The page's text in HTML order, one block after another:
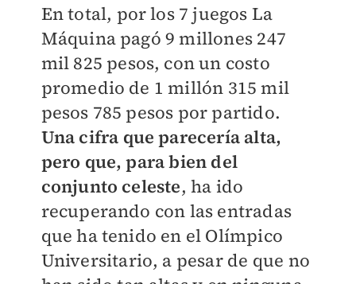
En total, por los 7 juegos La
Máquina pagó 9 millones 247
mil 825 pesos, con un costo
promedio de 1 millón 315 mil
pesos 785 pesos por partido.
Una cifra que parecería alta,
pero que, para bien del
conjunto celeste, ha ido
recuperando con las entradas
que ha tenido en el Olímpico
Universitario, a pesar de que no